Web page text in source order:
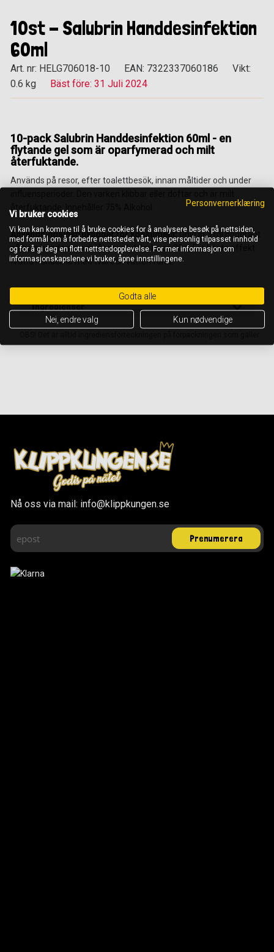
10st - Salubrin Handdesinfektion
60ml
Art. nr: HELG706018-10 EAN: 7322337060186
Vikt:
0.6 kg
Bäst före: 31 Juli 2024
10-pack Salubrin Handdesinfektion 60ml - en
flytande gel som är oparfymerad och milt
återfuktande.
Används på resor, efter toalettbesök, innan måltider och under
återfuktande. Innehåller 75% Alkohol.
Användningsinstruktioner för konsument:Gnid in 3 ml noggrant
på hela händerna och låt dem lufttorka ca 30 s. För bästa effekt
tvätta händerna med tvål och vatten först.
Ingredienser
Nå oss via mail: info@klippkungen.se
Personvernerklæring
Vi bruker cookies
Vi kan kan komme til å bruke cookies for å analysere besøk på nettsiden,
med formål om å forbedre nettstedet vårt, vise personlig tilpasset innhold
og for å gi deg en flott nettstedopplevelse. For mer informasjon om
informasjonskapslene vi bruker, åpne innstillingene.
Godta alle
Nei, endre valg Kun nødvendige